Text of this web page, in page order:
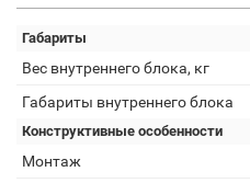
Габариты
Вес внутреннего блока, кг
Габариты внутреннего блока
Конструктивные особенности
Монтаж